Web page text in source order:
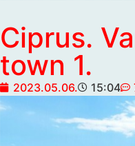
Ciprus.
town 1.
2023.05.06. 15:04